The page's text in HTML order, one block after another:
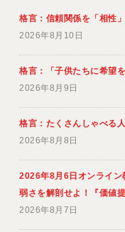
格言：信頼関係を「相性
2026年8月10日
格言：「子供たちに希望
2026年8月9日
格言：たくさんしゃべる
2026年8月8日
2026年8月6日オンライン
弱さを解剖せよ！『価値
2026年8月7日